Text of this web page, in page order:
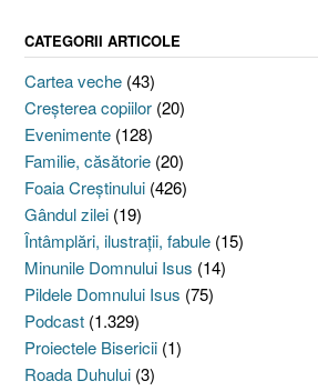
CATEGORII ARTICOLE
Cartea veche (43)
Creşterea copiilor (20)
Evenimente (128)
Familie, căsătorie (20)
Foaia Creştinului (426)
Gândul zilei (19)
Întâmplări, ilustraţii, fabule (15)
Minunile Domnului Isus (14)
Pildele Domnului Isus (75)
Podcast (1.329)
Proiectele Bisericii (1)
Roada Duhului (3)